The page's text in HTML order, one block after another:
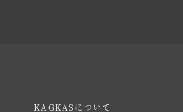
KAGKASについて